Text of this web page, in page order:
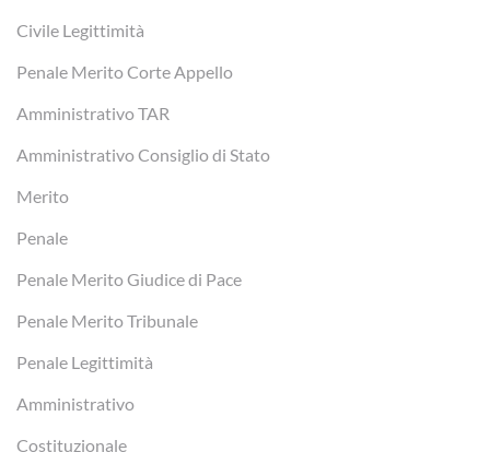
Civile Legittimità
Penale Merito Corte Appello
Amministrativo TAR
Amministrativo Consiglio di Stato
Merito
Penale
Penale Merito Giudice di Pace
Penale Merito Tribunale
Penale Legittimità
Amministrativo
Costituzionale